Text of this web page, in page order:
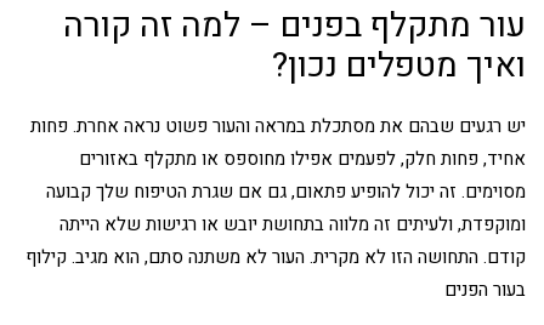
עור מתקלף בפנים – למה זה קורה
ואיך מטפלים נכון?
יש רגעים שבהם את מסתכלת במראה והעור פשוט נראה אחרת. פחות
אחיד, פחות חלק, לפעמים אפילו מחוספס או מתקלף באזורים
מסוימים. זה יכול להופיע פתאום, גם אם שגרת הטיפוח שלך קבועה
ומוקפדת, ולעיתים זה מלווה בתחושת יובש או רגישות שלא הייתה
קודם. התחושה הזו לא מקרית. העור לא משתנה סתם, הוא מגיב. קילוף
בעור הפנים